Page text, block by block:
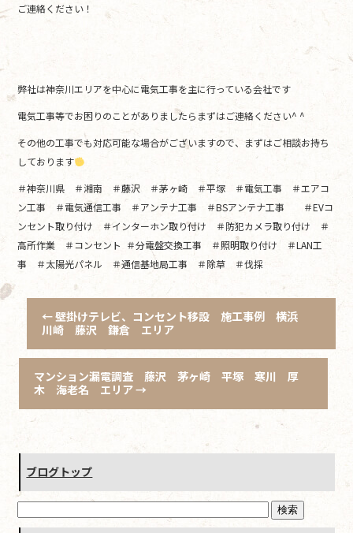
ご連絡ください！
弊社は神奈川エリアを中心に電気工事を主に行っている会社です
電気工事等でお困りのことがありましたらまずはご連絡ください^ ^
その他の工事でも対応可能な場合がございますので、まずはご相談お持ち
しております
＃神奈川県 ＃湘南 ＃藤沢 ＃茅ヶ崎 ＃平塚 ＃電気工事 ＃エアコ
ン工事 ＃電気通信工事 ＃アンテナ工事 ＃BSアンテナ工事 ＃EVコ
ンセント取り付け ＃インターホン取り付け ＃防犯カメラ取り付け ＃
高所作業 ＃コンセント ＃分電盤交換工事 ＃照明取り付け ＃LAN工
事 ＃太陽光パネル ＃通信基地局工事 ＃除草 ＃伐採
←壁掛けテレビ、コンセント移設 施工事例 横浜
川崎 藤沢 鎌倉 エリア
マンション漏電調査 藤沢 茅ヶ崎 平塚 寒川 厚
木 海老名 エリア→
ブログトップ